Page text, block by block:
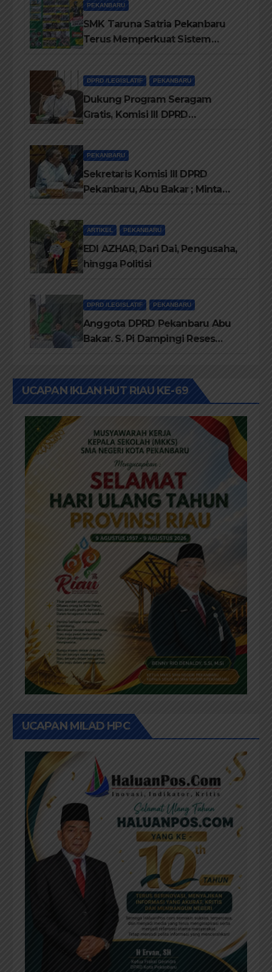
PEKANBARU
SMK Taruna Satria Pekanbaru
Terus Memperkuat Sistem
DPRD /LEGISLATIF PEKANBARU
Dukung Program Seragam
Gratis, Komisi III DPRD
Diprioritaskan
PEKANBARU
Sekretaris Komisi III DPRD
Pekanbaru, Abu Bakar ; Minta
dan SMP Swasta
ARTIKEL PEKANBARU
EDI AZHAR, Dari Dai, Pengusaha,
hingga Politisi
DPRD /LEGISLATIF PEKANBARU
Anggota DPRD Pekanbaru Abu
Bakar. S. Pi Dampingi Reses
UCAPAN IKLAN HUT RIAU KE-69
UCAPAN MILAD HPC